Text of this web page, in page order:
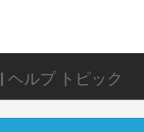
| ヘルプ トピック